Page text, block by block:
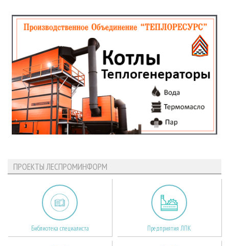
ПРОЕКТЫ ЛЕСПРОМИНФОРМ
Библиотека специалиста Предприятия ЛПК